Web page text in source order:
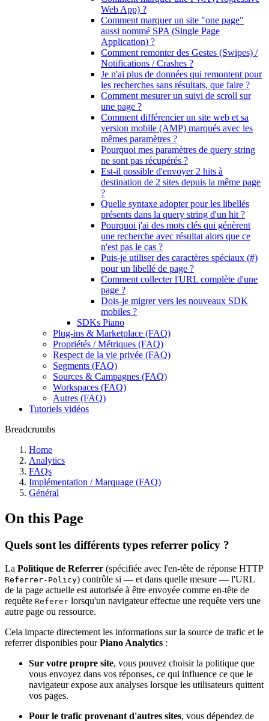
Web App) ?
Comment marquer un site "one page"
aussi nommé SPA (Single Page
Application) ?
Comment remonter des Gestes (Swipes) /
Notifications / Crashes ?
Je n'ai plus de données qui remontent pour
les recherches sans résultats, que faire ?
Comment mesurer un suivi de scroll sur
une page ?
Comment différencier un site web et sa
version mobile (AMP) marqués avec les
mêmes paramètres ?
Pourquoi mes paramètres de query string
ne sont pas récupérés ?
Est-il possible d'envoyer 2 hits à
destination de 2 sites depuis la même page
?
Quelle syntaxe adopter pour les libellés
présents dans la query string d'un hit ?
Pourquoi j'ai des mots clés qui génèrent
une recherche avec résultat alors que ce
n'est pas le cas ?
Puis-je utiliser des caractères spéciaux (#)
pour un libellé de page ?
Comment collecter l'URL complète d'une
page ?
Dois-je migrer vers les nouveaux SDK
mobiles ?
SDKs Piano
Plug-ins & Marketplace (FAQ)
Propriétés / Métriques (FAQ)
Respect de la vie privée (FAQ)
Segments (FAQ)
Sources & Campagnes (FAQ)
Workspaces (FAQ)
Autres (FAQ)
Tutoriels vidéos
Breadcrumbs
Home
Analytics
FAQs
Implémentation / Marquage (FAQ)
Général
On this Page
Quels sont les différents types referrer policy ?
La Politique de Referrer (spécifiée avec l'en-tête de réponse HTTP
Referrer-Policy) contrôle si — et dans quelle mesure — l'URL
de la page actuelle est autorisée à être envoyée comme en-tête de
requête Referer lorsqu'un navigateur effectue une requête vers une
autre page ou ressource.
Cela impacte directement les informations sur la source de trafic et le
referrer disponibles pourPiano Analytics :
Sur votre propre site, vous pouvez choisir la politique que
vous envoyez dans vos réponses, ce qui influence ce que le
navigateur expose aux analyses lorsque les utilisateurs quittent
vos pages.
Pour le trafic provenant d'autres sites, vous dépendez de